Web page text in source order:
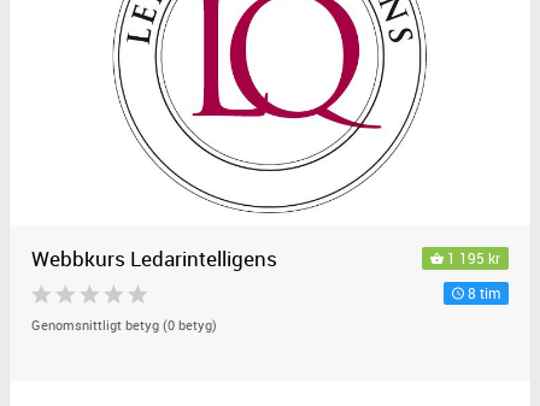
1 195 kr
8 tim
Webbkurs Ledarintelligens
Genomsnittligt betyg (0 betyg)